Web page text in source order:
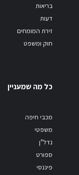
בריאות
דעות
זירת המומחים
חוק ומשפט
כל מה שמעניין
מכבי חיפה
משפטי
נדל"ן
ספורט
פיננסי